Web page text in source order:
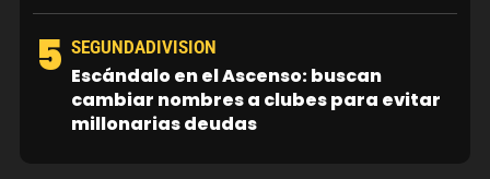
5 SEGUNDADIVISION
Escándalo en el Ascenso: buscan
cambiar nombres a clubes para evitar
millonarias deudas